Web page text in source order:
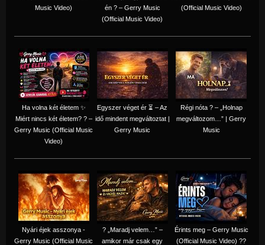
Music Video)
én ? – Gerry Music
(Official Music Video)
(Official Music Video)
Ha volna két életem ✨
Miért nincs két életem? ? –
Gerry Music (Official Music
Video)
Egyszer véget ér ⏳ – Az
idő mindent megváltoztat |
Gerry Music
Régi nóta ? – „Holnap
megváltozom…” | Gerry
Music
Nyári éjek asszonya -
Gerry Music (Official Music
? „Maradj velem…” –
amikor már csak egy
Érints meg – Gerry Music
(Official Music Video) ??